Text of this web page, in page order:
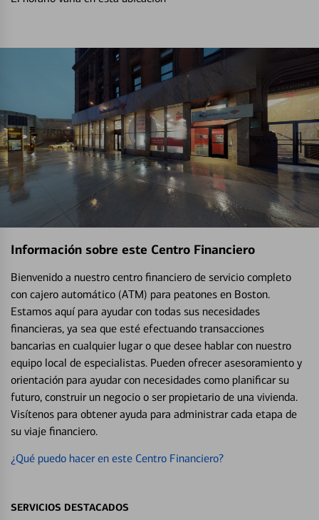
Información sobre este Centro Financiero
Bienvenido a nuestro centro financiero de servicio completo
con cajero automático (ATM) para peatones en Boston.
Estamos aquí para ayudar con todas sus necesidades
financieras, ya sea que esté efectuando transacciones
bancarias en cualquier lugar o que desee hablar con nuestro
equipo local de especialistas. Pueden ofrecer asesoramiento y
orientación para ayudar con necesidades como planificar su
futuro, construir un negocio o ser propietario de una vivienda.
Visítenos para obtener ayuda para administrar cada etapa de
su viaje financiero.
¿Qué puedo hacer en este Centro Financiero?
SERVICIOS DESTACADOS